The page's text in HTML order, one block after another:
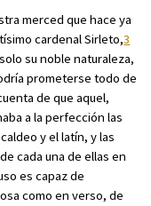
merced que hace ya
cardenal Sirleto,3
su noble naturaleza,
prometerse todo de
de que aquel,
a la perfección las
y el latín, y las
cada una de ellas en
es capaz de
como en verso, de